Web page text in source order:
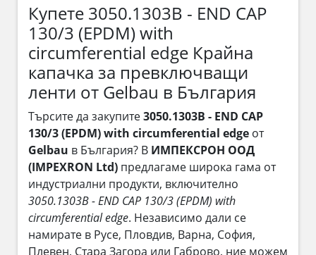
Купете 3050.1303B - END CAP
130/3 (EPDM) with
circumferential edge Крайна
капачка за превключващи
ленти от Gelbau в България
Търсите да закупите3050.1303B - END CAP
130/3 (EPDM) with circumferential edge от
Gelbau в България? В ИМПЕКСРОН ООД
(IMPEXRON Ltd) предлагаме широка гама от
индустриални продукти, включително
3050.1303B - END CAP 130/3 (EPDM) with
circumferential edge. Независимо дали се
намирате в Русе, Пловдив, Варна, София,
Плевен, Стара Загора или Габрово, ние можем